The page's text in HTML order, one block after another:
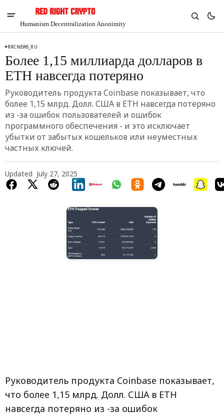
Humanism Decentralization Anonimity
Chia
$1.29
-4.74%
RRCNEWS_RU
Более 1,15 миллиарда долларов в
ETH навсегда потеряно
Руководитель продукта Coinbase показывает, что
более 1,15 млрд. Долл. США в ETH навсегда потеряно
из -за ошибок пользователей и ошибок
программного обеспечения - и это исключает
убытки от забытых кошельков или неуместных
частных ключей.
Updated July 27, 2025
Руководитель продукта Coinbase показывает,
что более 1,15 млрд. Долл. США в ETH
навсегда потеряно из -за ошибок